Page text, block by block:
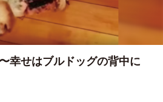
幸せはブルドッグの背中に